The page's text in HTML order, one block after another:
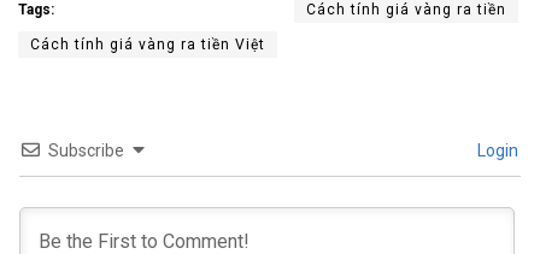
Tags: Cách tính giá vàng ra tiền
Cách tính giá vàng ra tiền Việt
Subscribe Login